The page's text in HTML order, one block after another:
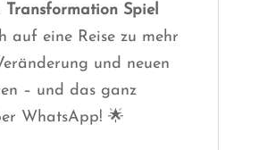
Transformation Spiel
auf eine Reise zu mehr
und neuen
– und das ganz
WhatsApp! 🌟